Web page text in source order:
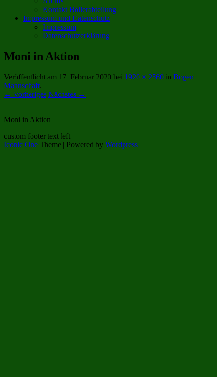
Kontakt Böllerabteilung
Impressum und Datenschutz
Impressum
Datenschutzerklärung
Moni in Aktion
Veröffentlicht am 17. Februar 2020 bei 1920 × 2560 in Bogen
Mannschaft.
← Vorheriges Nächstes →
Moni in Aktion
custom footer text left
Iconic One Theme | Powered by Wordpress